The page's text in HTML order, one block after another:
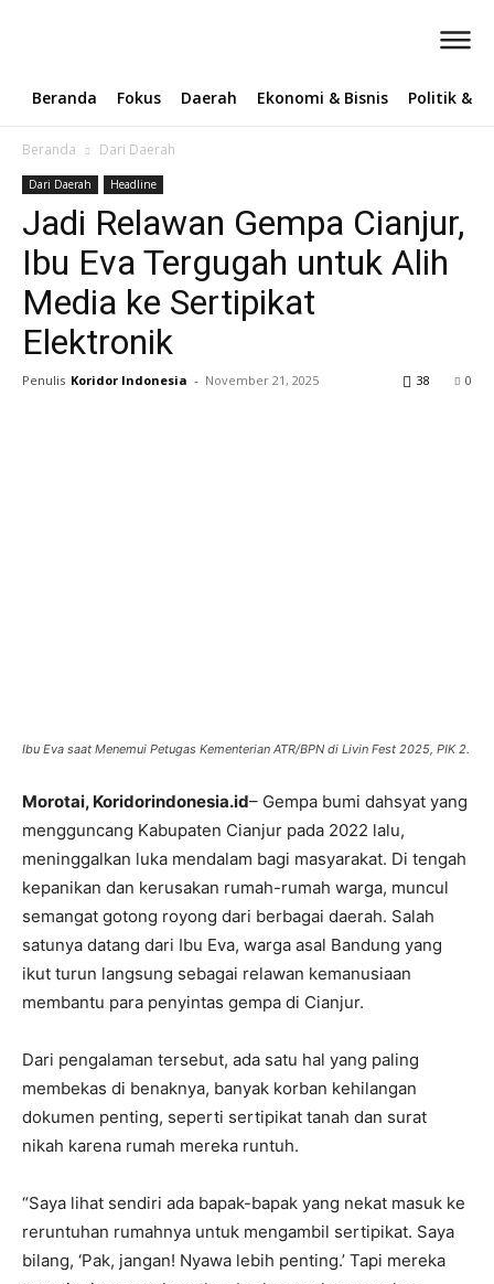
Beranda Fokus Daerah Ekonomi & Bisnis Politik &
Beranda Dari Daerah
Dari Daerah Headline
Jadi Relawan Gempa Cianjur,
Ibu Eva Tergugah untuk Alih
Media ke Sertipikat
Elektronik ‎
Penulis Koridor Indonesia - November 21, 2025 0
38
Ibu Eva saat Menemui Petugas Kementerian ATR/BPN di Livin Fest 2025, PIK 2.
Morotai, Koridorindonesia.id– Gempa bumi dahsyat yang
mengguncang Kabupaten Cianjur pada 2022 lalu,
meninggalkan luka mendalam bagi masyarakat. Di tengah
kepanikan dan kerusakan rumah-rumah warga, muncul
semangat gotong royong dari berbagai daerah. Salah
satunya datang dari Ibu Eva, warga asal Bandung yang
ikut turun langsung sebagai relawan kemanusiaan
membantu para penyintas gempa di Cianjur.
‎Dari pengalaman tersebut, ada satu hal yang paling
membekas di benaknya, banyak korban kehilangan
dokumen penting, seperti sertipikat tanah dan surat
nikah karena rumah mereka runtuh.
“Saya lihat sendiri ada bapak-bapak yang nekat masuk ke
reruntuhan rumahnya untuk mengambil sertipikat. Saya
bilang, ‘Pak, jangan! Nyawa lebih penting.’ Tapi mereka